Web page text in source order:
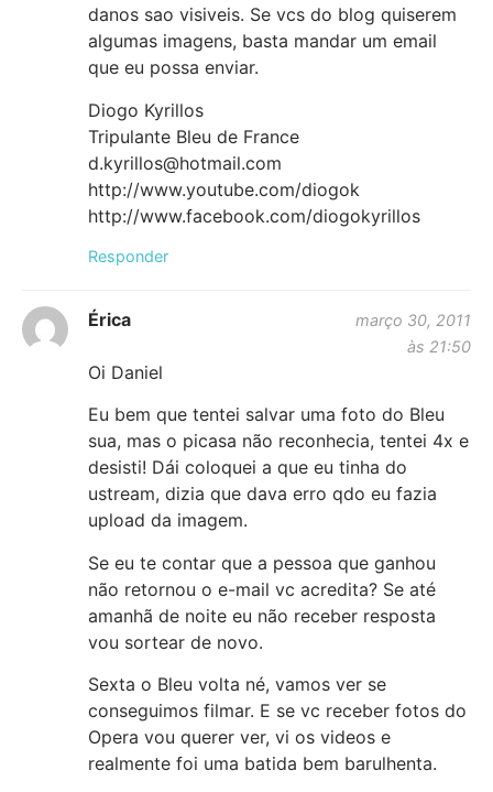
danos sao visiveis. Se vcs do blog quiserem
algumas imagens, basta mandar um email
que eu possa enviar.
Diogo Kyrillos
Tripulante Bleu de France
d.kyrillos@hotmail.com
http://www.youtube.com/diogok
http://www.facebook.com/diogokyrillos
Responder
Érica
março 30, 2011
às 21:50
Oi Daniel
Eu bem que tentei salvar uma foto do Bleu
sua, mas o picasa não reconhecia, tentei 4x e
desisti! Dái coloquei a que eu tinha do
ustream, dizia que dava erro qdo eu fazia
upload da imagem.
Se eu te contar que a pessoa que ganhou
não retornou o e-mail vc acredita? Se até
amanhã de noite eu não receber resposta
vou sortear de novo.
Sexta o Bleu volta né, vamos ver se
conseguimos filmar. E se vc receber fotos do
Opera vou querer ver, vi os videos e
realmente foi uma batida bem barulhenta.